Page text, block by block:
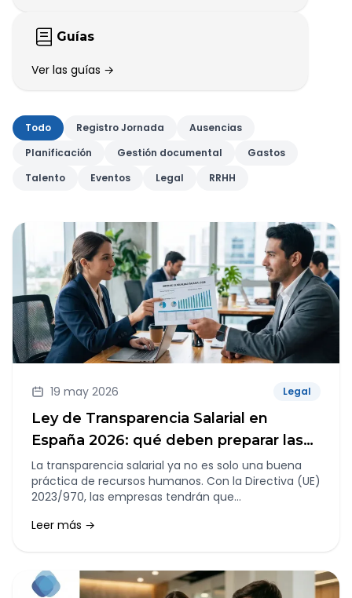
Guías
Ver las guías →
Todo Registro Jornada
Ausencias
Planificación
Gestión documental
Gastos
Talento
Eventos Legal RRHH
19 may 2026 Legal
Ley de Transparencia Salarial en
España 2026: qué deben preparar las
empresas
La transparencia salarial ya no es solo una buena
práctica de recursos humanos. Con la Directiva (UE)
2023/970, las empresas tendrán que
promocionan y qué criterios utilizan para justificar
Leer más →